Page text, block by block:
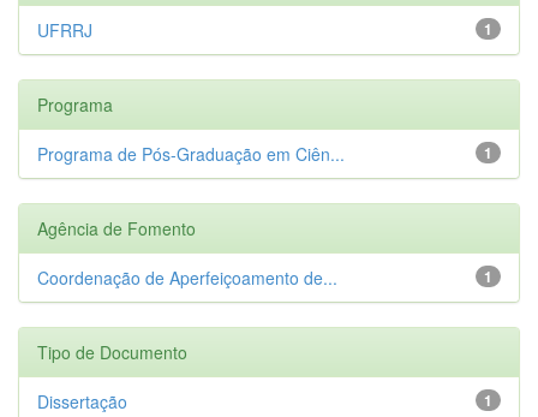
1
UFRRJ
Programa
1
Programa de Pós-Graduação em Ciên...
Agência de Fomento
1
Coordenação de Aperfeiçoamento de...
Tipo de Documento
1
Dissertação